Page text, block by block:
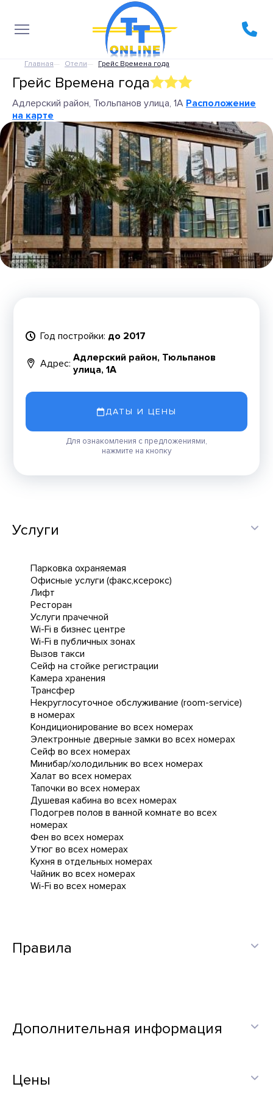
Главная Отели Грейс Времена года
Грейс Времена года
Адлерский район, Тюльпанов улица, 1А Расположение
на карте
Год постройки: до 2017
Адрес: Адлерский район, Тюльпанов
улица, 1А
ДАТЫ И ЦЕНЫ
Для ознакомления с предложениями,
нажмите на кнопку
Услуги
Парковка охраняемая
Офисные услуги (факс,ксерокс)
Лифт
Ресторан
Услуги прачечной
Wi-Fi в бизнес центре
Wi-Fi в публичных зонах
Вызов такси
Сейф на стойке регистрации
Камера хранения
Трансфер
Некруглосуточное обслуживание (room-service)
в номерах
Кондиционирование во всех номерах
Электронные дверные замки во всех номерах
Сейф во всех номерах
Минибар/холодильник во всех номерах
Халат во всех номерах
Тапочки во всех номерах
Душевая кабина во всех номерах
Подогрев полов в ванной комнате во всех
номерах
Фен во всех номерах
Утюг во всех номерах
Кухня в отдельных номерах
Чайник во всех номерах
Wi-Fi во всех номерах
Правила
Дополнительная информация
Цены